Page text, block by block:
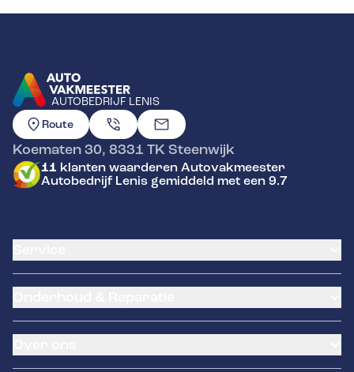
AUTOBEDRIJF LENIS
GA NAAR DE HOMEPAGINA
Route
Koematen 30, 8331 TKSteenwijk
11 klanten waarderen Autovakmeester
Autobedrijf Lenis gemiddeld met een 9.7
Banden service
Klantenkaart
Schade en reparatie